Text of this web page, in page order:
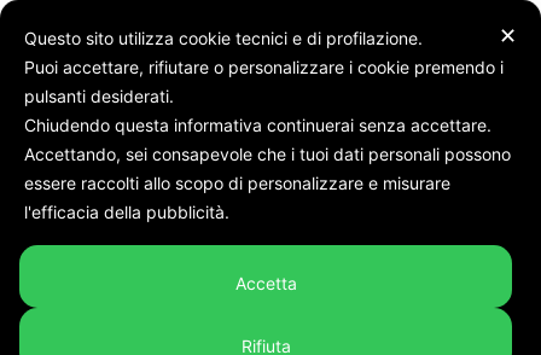
Cronaca
✕
Questo sito utilizza cookie tecnici e di profilazione.
Puoi accettare, rifiutare o personalizzare i cookie premendo i
pulsanti desiderati.
Chiudendo questa informativa continuerai senza accettare.
Accettando, sei consapevole che i tuoi dati personali possono
essere raccolti allo scopo di personalizzare e misurare
l'efficacia della pubblicità.
Accetta
Rifiuta